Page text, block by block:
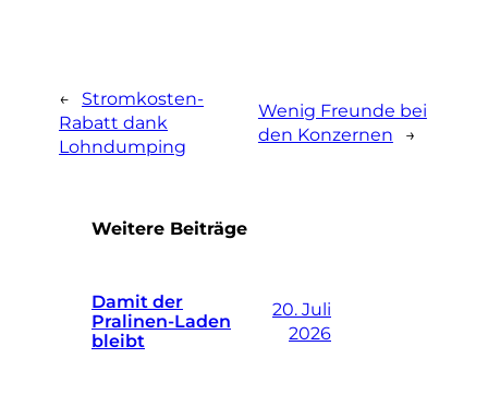
←
Stromkosten-
Rabatt dank
Lohndumping
Wenig Freunde bei
den Konzernen
→
Weitere Beiträge
Damit der
Pralinen-Laden
bleibt
20. Juli
2026